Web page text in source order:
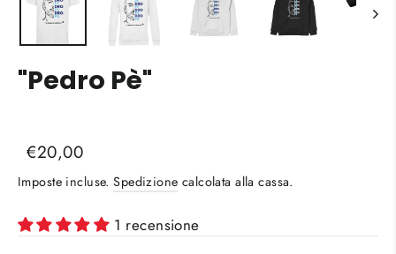
"Pedro Pè"
invalid url input
Prezzo
di
Prezzo
scontato
€20,00
Imposte incluse.Spedizione calcolata alla cassa.
1 recensione